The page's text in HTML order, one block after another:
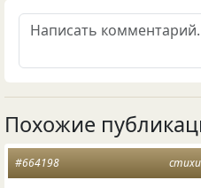
Похожие
стихи
#664198